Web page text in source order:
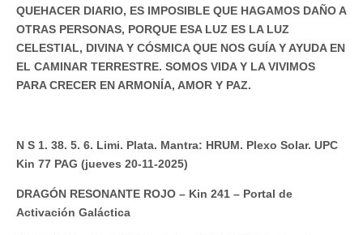
QUEHACER DIARIO, ES IMPOSIBLE QUE HAGAMOS DAÑO A
OTRAS PERSONAS, PORQUE ESA LUZ ES LA LUZ
CELESTIAL, DIVINA Y CÓSMICA QUE NOS GUÍA Y AYUDA EN
EL CAMINAR TERRESTRE. SOMOS VIDA Y LA VIVIMOS
PARA CRECER EN ARMONÍA, AMOR Y PAZ.
N S 1. 38. 5. 6. Limi. Plata. Mantra: HRUM. Plexo Solar. UPC
Kin 77 PAG (jueves 20-11-2025)
DRAGÓN RESONANTE ROJO – Kin 241 – Portal de
Activación Galáctica